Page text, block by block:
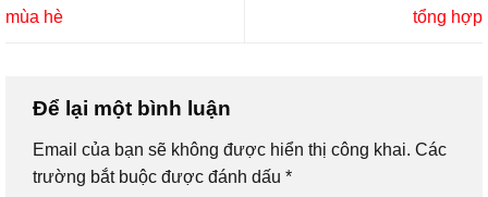
mùa hè
tổng hợp
Để lại một bình luận
Email của bạn sẽ không được hiển thị công khai. Các
trường bắt buộc được đánh dấu *